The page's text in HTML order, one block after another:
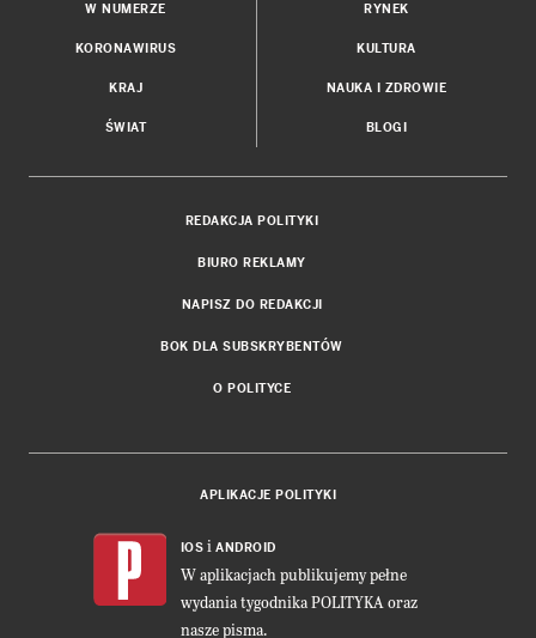
W NUMERZE
KORONAWIRUS
KRAJ
ŚWIAT
RYNEK
KULTURA
NAUKA I ZDROWIE
BLOGI
REDAKCJA POLITYKI
BIURO REKLAMY
NAPISZ DO REDAKCJI
BOK DLA SUBSKRYBENTÓW
O POLITYCE
APLIKACJE POLITYKI
IOS i ANDROID
W aplikacjach publikujemy pełne
wydania tygodnika POLITYKA oraz
nasze pisma.